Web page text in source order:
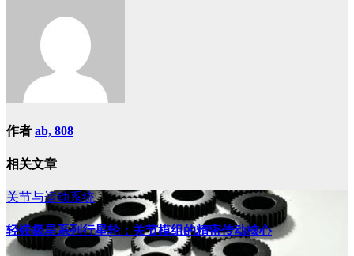
作者 ab, 808
相关文章
关节与运动系统
轻镁极星系列行星轮：关节模组的精密传动核心